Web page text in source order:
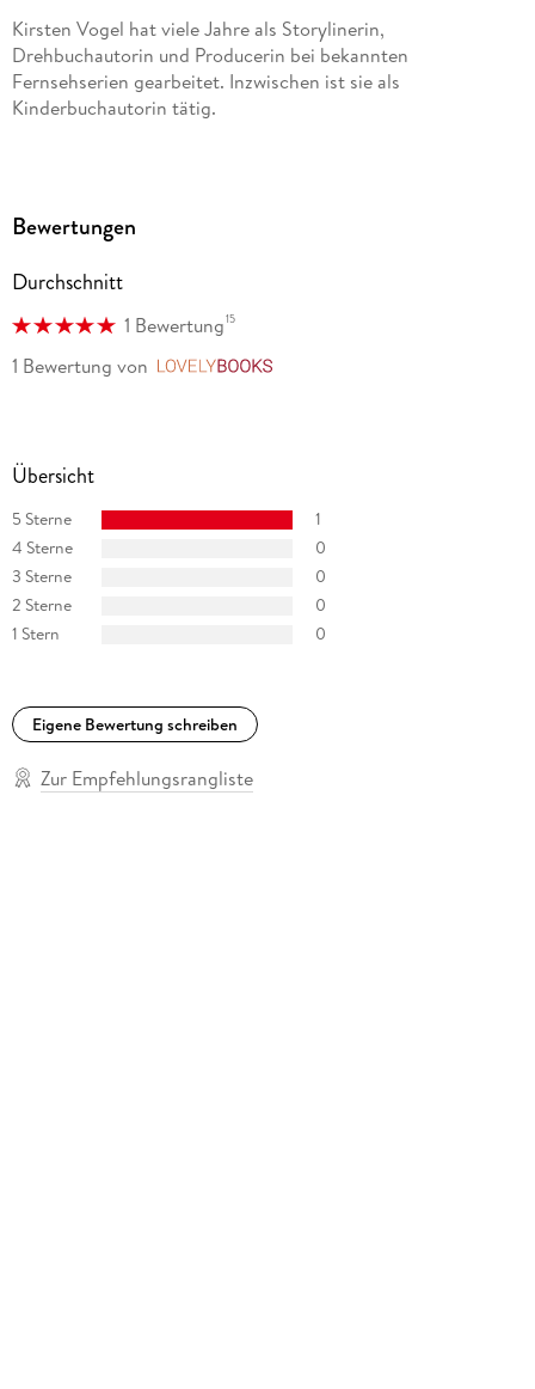
Kirsten Vogel hat viele Jahre als Storylinerin,
Drehbuchautorin und Producerin bei bekannten
Fernsehserien gearbeitet. Inzwischen ist sie als
Kinderbuchautorin tätig.
Bewertungen
Durchschnitt
1 Bewertung15
1 Bewertung von
Übersicht
5 Sterne
1
4 Sterne
0
3 Sterne
0
2 Sterne
0
1 Stern
0
Eigene Bewertung schreiben
Zur Empfehlungsrangliste